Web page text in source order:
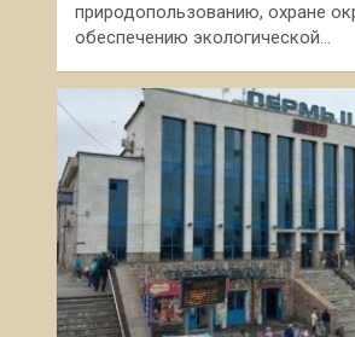
природопользованию, охране
обеспечению экологической…